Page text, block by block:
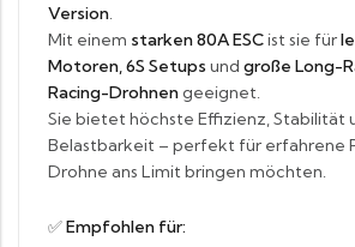
Version.
Mit einem starken 80A ESCist sie für
Motoren, 6S Setups und große Long-
Racing-Drohnengeeignet.
Sie bietet höchste Effizienz, Stabilität
Belastbarkeit – perfekt für erfahrene
Drohne ans Limit bringen möchten.
✅Empfohlen für: